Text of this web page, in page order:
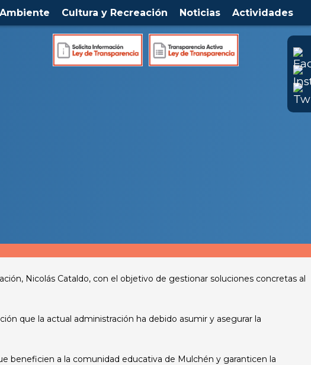
Cultura y Recreación Noticias Actividades
Nicolás Cataldo, con el objetivo de gestionar soluciones concretas al
que la actual administración ha debido asumir y asegurar la
beneficien a la comunidad educativa de Mulchén y garanticen la